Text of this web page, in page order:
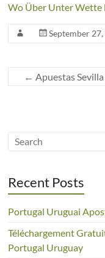
Wo Über Unter Wette
September
← Apuestas
Recent Posts
Portugal Uruguai
Téléchargement
Portugal Uruguay